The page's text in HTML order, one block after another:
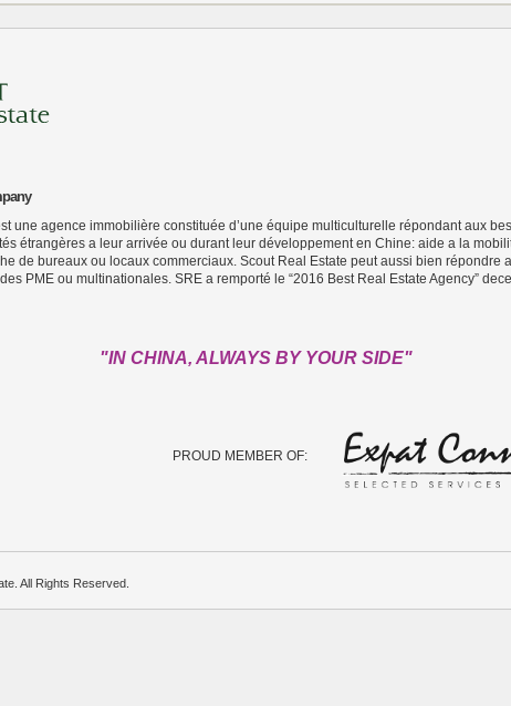
une agence immobilière constituée d’une équipe multiculturelle répondant aux
étrangères a leur arrivée ou durant leur développement en Chine: aide a la
de bureaux ou locaux commerciaux. Scout Real Estate peut aussi bien répondre
PME ou multinationales. SRE a remporté le “2016 Best Real Estate Agency”
"IN CHINA, ALWAYS BY YOUR SIDE"
PROUD MEMBER OF:
All Rights Reserved.